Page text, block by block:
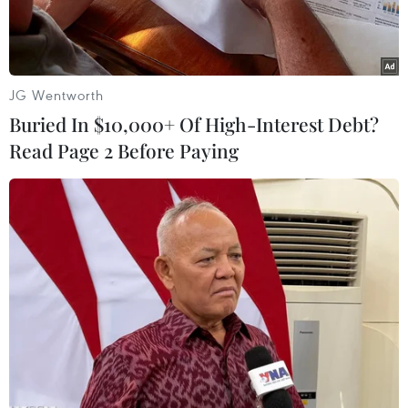
hàng hóa.
Ảnh minh họa. (Ảnh: Minh Quyết/TTXVN)
Ủy ban Nhân dân tỉnh Hải Dương vừa ban hành
một số giải pháp mới để quản lý, kiểm soát dịch
bệnh nhưng vẫn đảm bảo phát triển kinh tế, xã
JG Wentworth
Buried In $10,000+ Of High-Interest Debt?
Read Page 2 Before Paying